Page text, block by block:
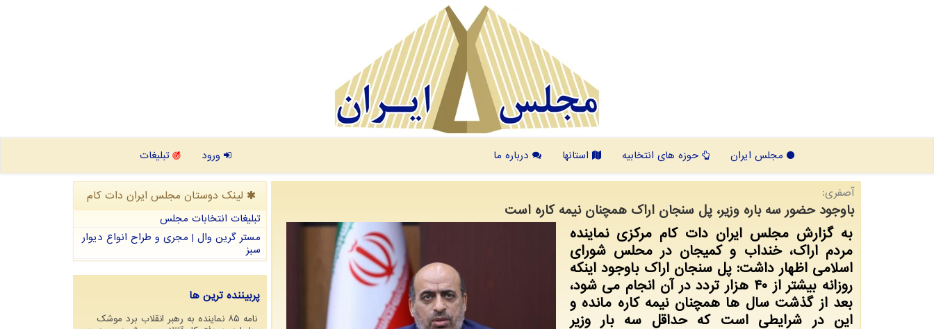
مجلس ایران حوزه های انتخابیه استانها درباره ما ورود تبلیغات
آصفری:
باوجود حضور سه باره وزیر، پل سنجان اراك همچنان نیمه كاره است
به گزارش مجلس ایران دات كام مركزی نماینده
مردم اراك، خنداب و كمیجان در محلس شورای
اسلامی اظهار داشت: پل سنجان اراك باوجود اینكه
روزانه بیشتر از ۴۰ هزار تردد در آن انجام می شود،
بعد از گذشت سال ها همچنان نیمه كاره مانده و
این در شرایطی است كه حداقل سه بار وزیر
لینک دوستان مجلس ایران دات كام
تبلیغات انتخابات مجلس
مستر گرین وال | مجری و طراح انواع دیوار
سبز
پربیننده ترین ها
نامه ۸۵ نماینده به رهبر انقلاب برد موشک